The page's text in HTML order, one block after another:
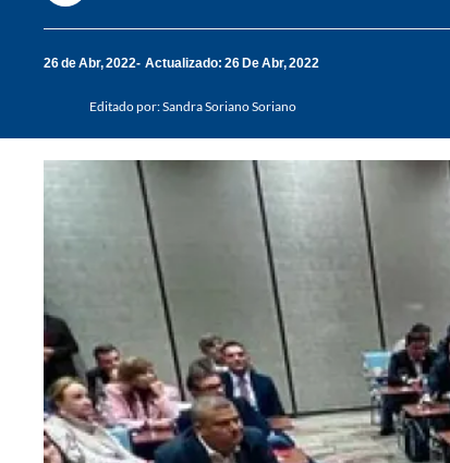
26 de Abr, 2022 Actualizado: 26 De Abr, 2022
Editado por:Sandra Soriano Soriano